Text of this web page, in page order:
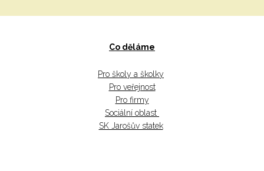
Co děláme
Pro školy a školky
Pro veřejnost
Pro firmy
Sociální oblast
SK Jarošův statek